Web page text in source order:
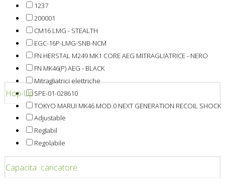
1237
200001
CM16 LMG - STEALTH
EGC-16P-LMG-SNB-NCM
FN HERSTAL M249 MK1 CORE AEG MITRAGLIATRICE - NERO
FN MK46(P) AEG - BLACK
Mitragliatrici elettriche
SPE-01-028610
TOKYO MARUI MK46 MOD.0 NEXT GENERATION RECOIL SHOCK
Hop-Up
Adjustable
Reglabil
Regolabile
Capacita caricatore